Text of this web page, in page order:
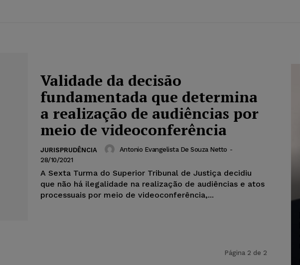
Validade da decisão
fundamentada que determina
a realização de audiências por
meio de videoconferência
JURISPRUDÊNCIA Antonio Evangelista De Souza Netto -
28/10/2021
A Sexta Turma do Superior Tribunal de Justiça decidiu
que não há ilegalidade na realização de audiências e atos
processuais por meio de videoconferência,...
Página 2 de 2